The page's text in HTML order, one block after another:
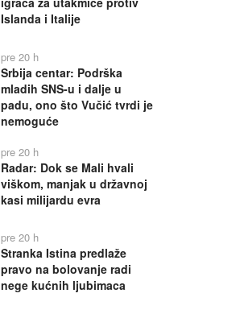
Islanda i Italije
pre 20 h
Srbija centar: Podrška
mladih SNS-u i dalje u
padu, ono što Vučić tvrdi je
nemoguće
pre 20 h
Radar: Dok se Mali hvali
viškom, manjak u državnoj
kasi milijardu evra
pre 20 h
Stranka Istina predlaže
pravo na bolovanje radi
nege kućnih ljubimaca